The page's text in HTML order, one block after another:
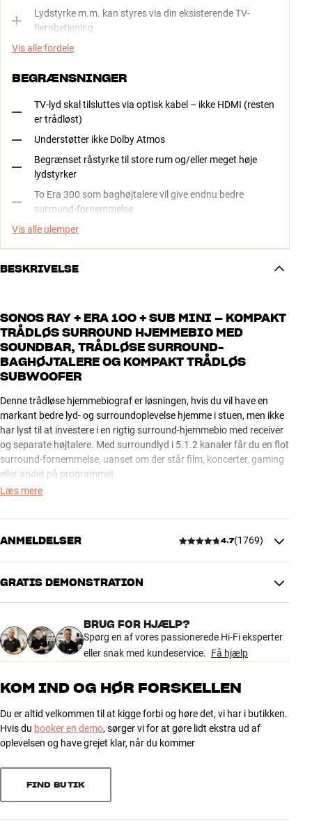
Lydstyrke m.m. kan styres via din eksisterende TV-
fjernbetjening
Vis alle fordele
BEGRÆNSNINGER
TV-lyd skal tilsluttes via optisk kabel – ikke HDMI (resten
er trådløst)
Understøtter ikke Dolby Atmos
Begrænset råstyrke til store rum og/eller meget høje
lydstyrker
To Era 300 som baghøjtalere vil give endnu bedre
surround-fornemmelse
Vis alle ulemper
BESKRIVELSE
SONOS RAY + ERA 100 + SUB MINI – KOMPAKT
TRÅDLØS SURROUND HJEMMEBIO MED
SOUNDBAR, TRÅDLØSE SURROUND-
BAGHØJTALERE OG KOMPAKT TRÅDLØS
SUBWOOFER
Denne trådløse hjemmebiograf er løsningen, hvis du vil have en
markant bedre lyd- og surroundoplevelse hjemme i stuen, men ikke
har lyst til at investere i en rigtig surround-hjemmebio med receiver
og separate højtalere. Med surroundlyd i 5.1.2 kanaler får du en flot
surround-fornemmelse, uanset om der står film, koncerter, gaming
eller andet på programmet.
mindre stuer og TV'er. Når du som her tilføjer en kompakt trådløs
Sonos Sub Mini og to trådløse Sonos Era 100 som surround-
baghøjtalere, får du et komplet surround-system med en dyb og
fyldig bas, som passer fint til en mindre stue. Du slipper samtidig for
besværlig opsætning og lange højtalerkabler på tværs af stuen som
SUPERNEMT I OPSÆTNING OG DAGLIG BRUG
Opsætningen går som en leg via Sonos-appen, og når først tingene
er på plads, vil du kun bemærke dit højtalersystem, fordi lyden er så
sammen med dit TV, og du kan styre lydstyrken med din originale
med Sonos multirums-systemet, så du kan fylde alle rum i dit hjem
med trådløs musik.
Læs mere
ANMELDELSER 4.7(1769)
4.7
1769 anmeldelser
3 58
2
Sorter efter
GRATIS DEMONSTRATION
BRUG FOR HJÆLP?
Spørg en af vores passionerede Hi-Fi eksperter
eller snak med kundeservice. Få hjælp
KOM IND OG HØR FORSKELLEN
Du er altid velkommen til at kigge forbi og høre det, vi har i butikken.
Hvis du booker en demo, sørger vi for at gøre lidt ekstra ud af
oplevelsen og have grejet klar, når du kommer
FIND BUTIK